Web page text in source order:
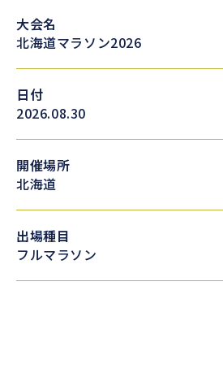
大会名
北海道マラソン2026
日付
2026.08.30
開催場所
北海道
出場種目
フルマラソン